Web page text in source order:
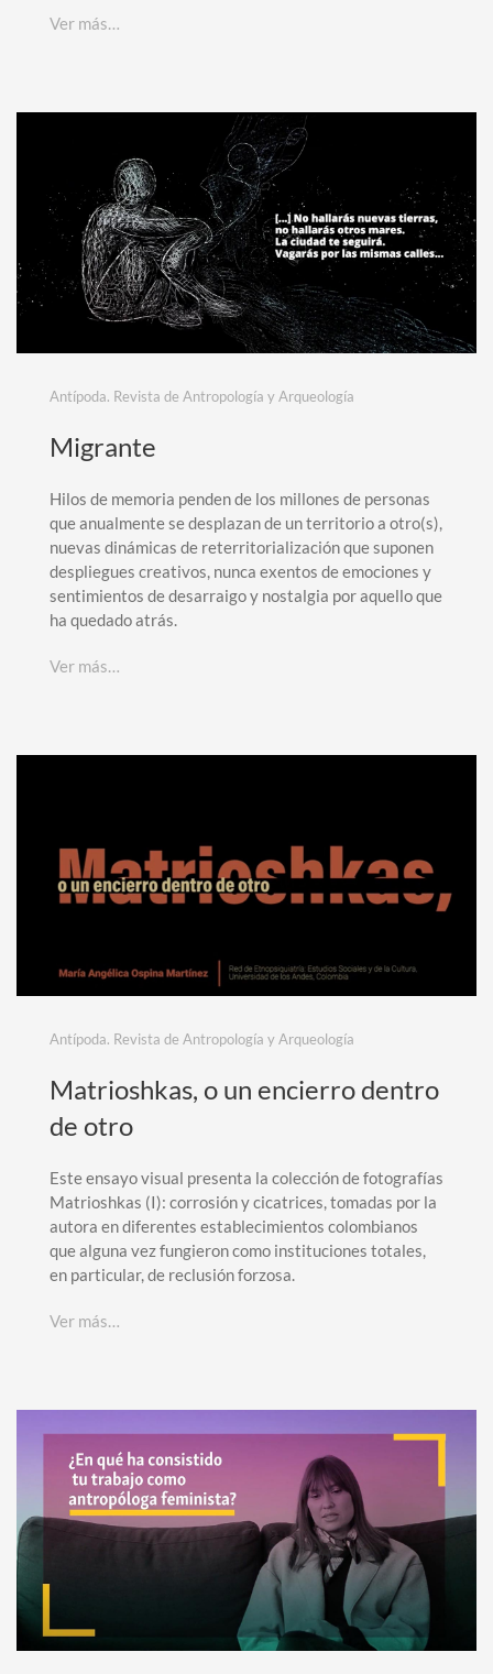
Ver más…
Antípoda. Revista de Antropología y Arqueología
Migrante
Hilos de memoria penden de los millones de personas
que anualmente se desplazan de un territorio a otro(s),
nuevas dinámicas de reterritorialización que suponen
despliegues creativos, nunca exentos de emociones y
sentimientos de desarraigo y nostalgia por aquello que
ha quedado atrás.
Ver más…
Antípoda. Revista de Antropología y Arqueología
Matrioshkas, o un encierro dentro
de otro
Este ensayo visual presenta la colección de fotografías
Matrioshkas (I): corrosión y cicatrices, tomadas por la
autora en diferentes establecimientos colombianos
que alguna vez fungieron como instituciones totales,
en particular, de reclusión forzosa.
Ver más…